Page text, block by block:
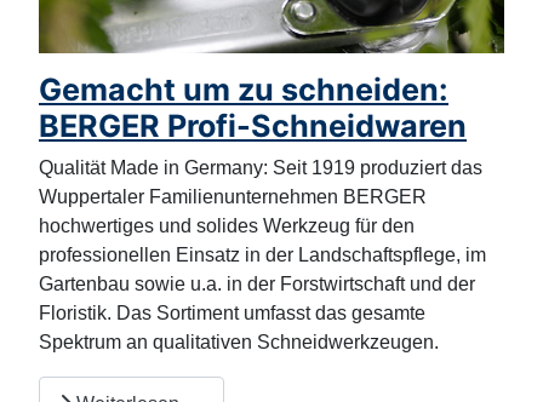
Gemacht um zu schneiden:
BERGER Profi-Schneidwaren
Qualität Made in Germany: Seit 1919 produziert das
Wuppertaler Familienunternehmen BERGER
hochwertiges und solides Werkzeug für den
professionellen Einsatz in der Landschaftspflege, im
Gartenbau sowie u.a. in der Forstwirtschaft und der
Floristik. Das Sortiment umfasst das gesamte
Spektrum an qualitativen Schneidwerkzeugen.